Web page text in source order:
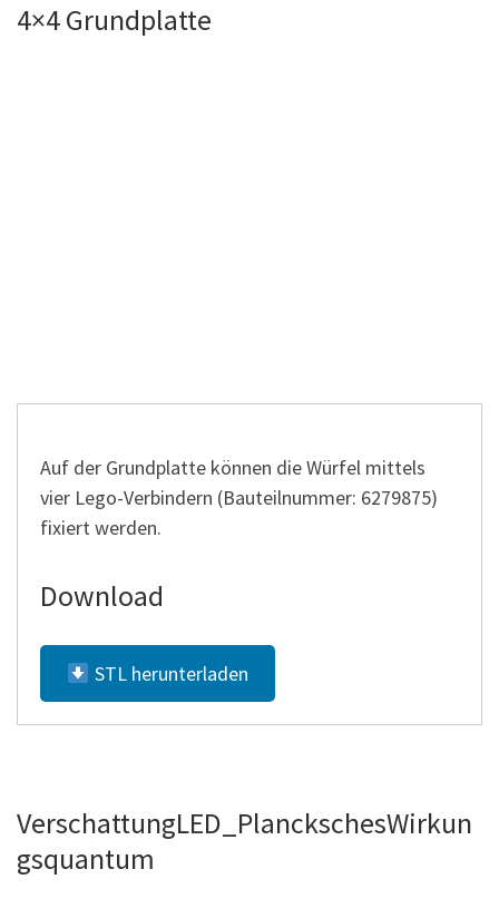
4×4 Grundplatte
Auf der Grundplatte können die Würfel mittels
vier Lego-Verbindern (Bauteilnummer: 6279875)
fixiert werden.
Download
STL herunterladen
VerschattungLED_PlanckschesWirkun
gsquantum